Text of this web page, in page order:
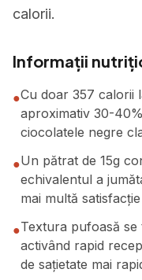
calorii.
Informații
●Cu doar 357 calorii
aproximativ 30-
ciocolatele negre
●Un pătrat de 15g
echivalentul a
mai multă
●Textura pufoasă se
activând rapid
de sațietate mai